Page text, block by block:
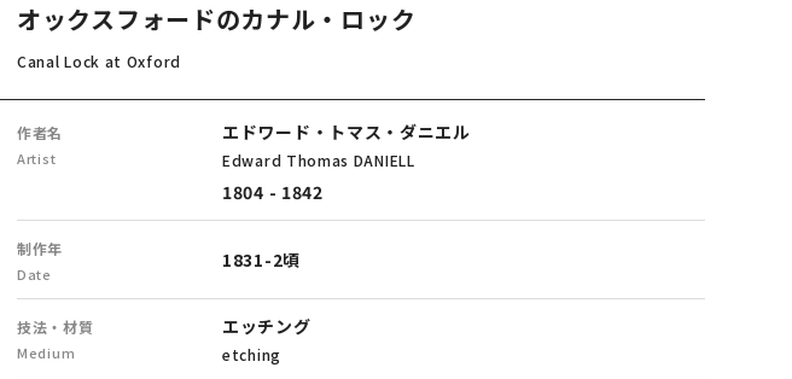
オックスフォードのカナル・ロック
Canal Lock at Oxford
作者名
Artist
エドワード・トマス・ダニエル
Edward Thomas DANIELL
1804 - 1842
制作年
Date
1831-2頃
技法・材質
Medium
エッチング
etching